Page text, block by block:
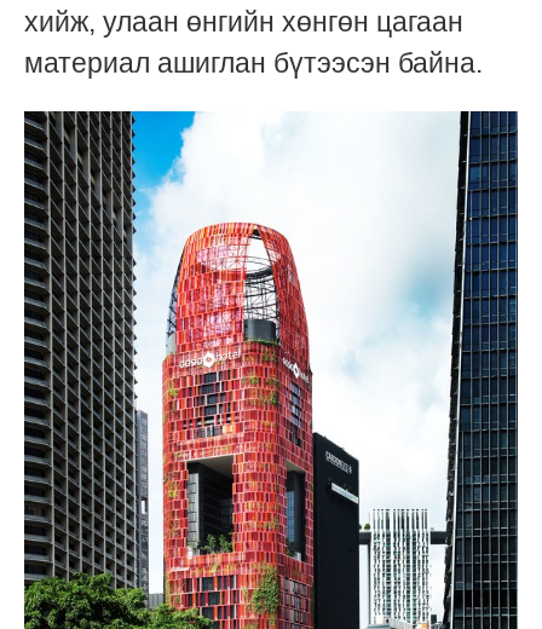
хийж, улаан өнгийн хөнгөн цагаан
материал ашиглан бүтээсэн байна.